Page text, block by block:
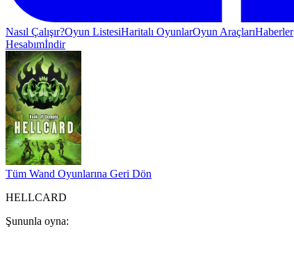
Nasıl Çalışır?Oyun ListesiHaritalı OyunlarOyun AraçlarıHaberler
Hesabımİndir
Tüm Wand Oyunlarına Geri Dön
HELLCARD
Şununla oyna: